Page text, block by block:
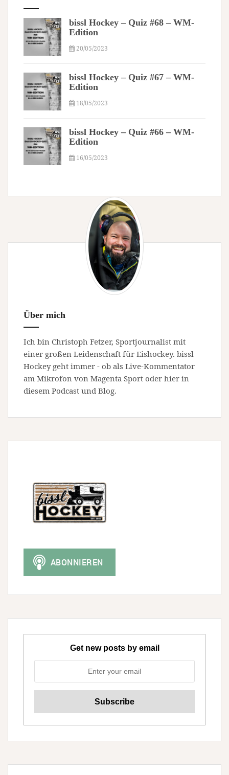
bissl Hockey – Quiz #68 – WM-
Edition
20/05/2023
bissl Hockey – Quiz #67 – WM-
Edition
18/05/2023
bissl Hockey – Quiz #66 – WM-
Edition
16/05/2023
Über mich
Ich bin Christoph Fetzer, Sportjournalist mit
einer großen Leidenschaft für Eishockey. bissl
Hockey geht immer - ob als Live-Kommentator
am Mikrofon von Magenta Sport oder hier in
diesem Podcast und Blog.
Get new posts by email